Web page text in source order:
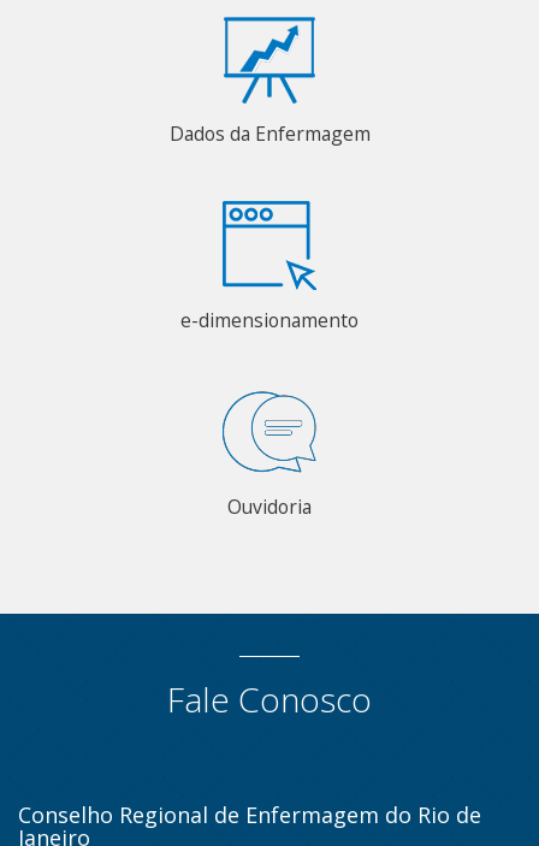
Dados da Enfermagem
e-dimensionamento
Ouvidoria
Fale Conosco
Conselho Regional de Enfermagem do Rio de
Janeiro